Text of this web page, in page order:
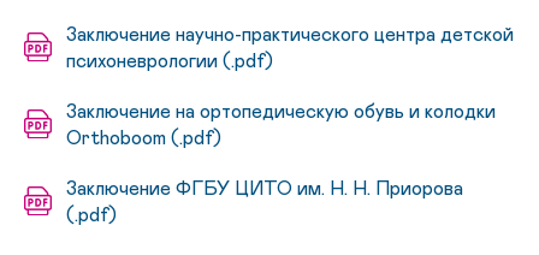
Заключение научно-практического центра детской
психоневрологии (.pdf)
Заключение на ортопедическую обувь и колодки
Orthoboom (.pdf)
Заключение ФГБУ ЦИТО им. Н. Н. Приорова
(.pdf)